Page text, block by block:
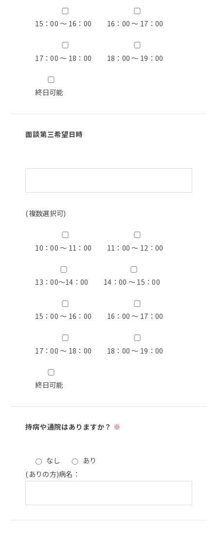
15：00 ～ 16：00 16：00 ～ 17：00
17：00 ～ 18：00 18：00 ～ 19：00
終日可能
面談第三希望日時
(複数選択可)
10：00 ～ 11：00 11：00 ～ 12：00
13：00〜14：00 14：00 ～ 15：00
15：00 ～ 16：00 16：00 ～ 17：00
17：00 ～ 18：00 18：00 ～ 19：00
終日可能
持病や通院はありますか？ ※
なし
あり
(ありの方)病名：